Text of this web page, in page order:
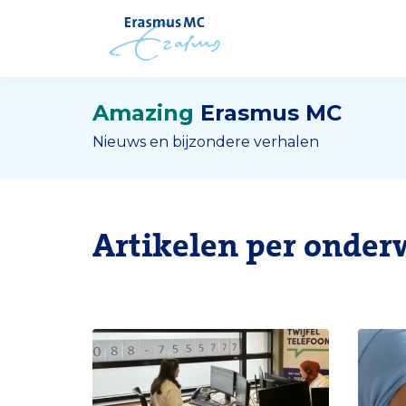
Amazing Erasmus MC
Nieuws en bijzondere verhalen
Artikelen per